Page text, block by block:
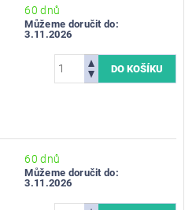
60 dnů
Můžeme doručit do:
3.11.2026
60 dnů
Můžeme doručit do:
3.11.2026